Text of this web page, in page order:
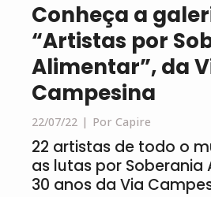
Conheça a
“Artistas por
Alimentar”, da
Campesina
22/07/22 Por Capire
22 artistas de todo o
as lutas por Soberania
30 anos da Via